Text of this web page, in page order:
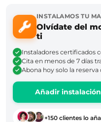
INSTALAMOS TU
Olvídate del
ti
Instaladores certificados
Cita en menos de 7 días
Abona hoy solo la reserva
Añadir instalación
+150 clientes lo